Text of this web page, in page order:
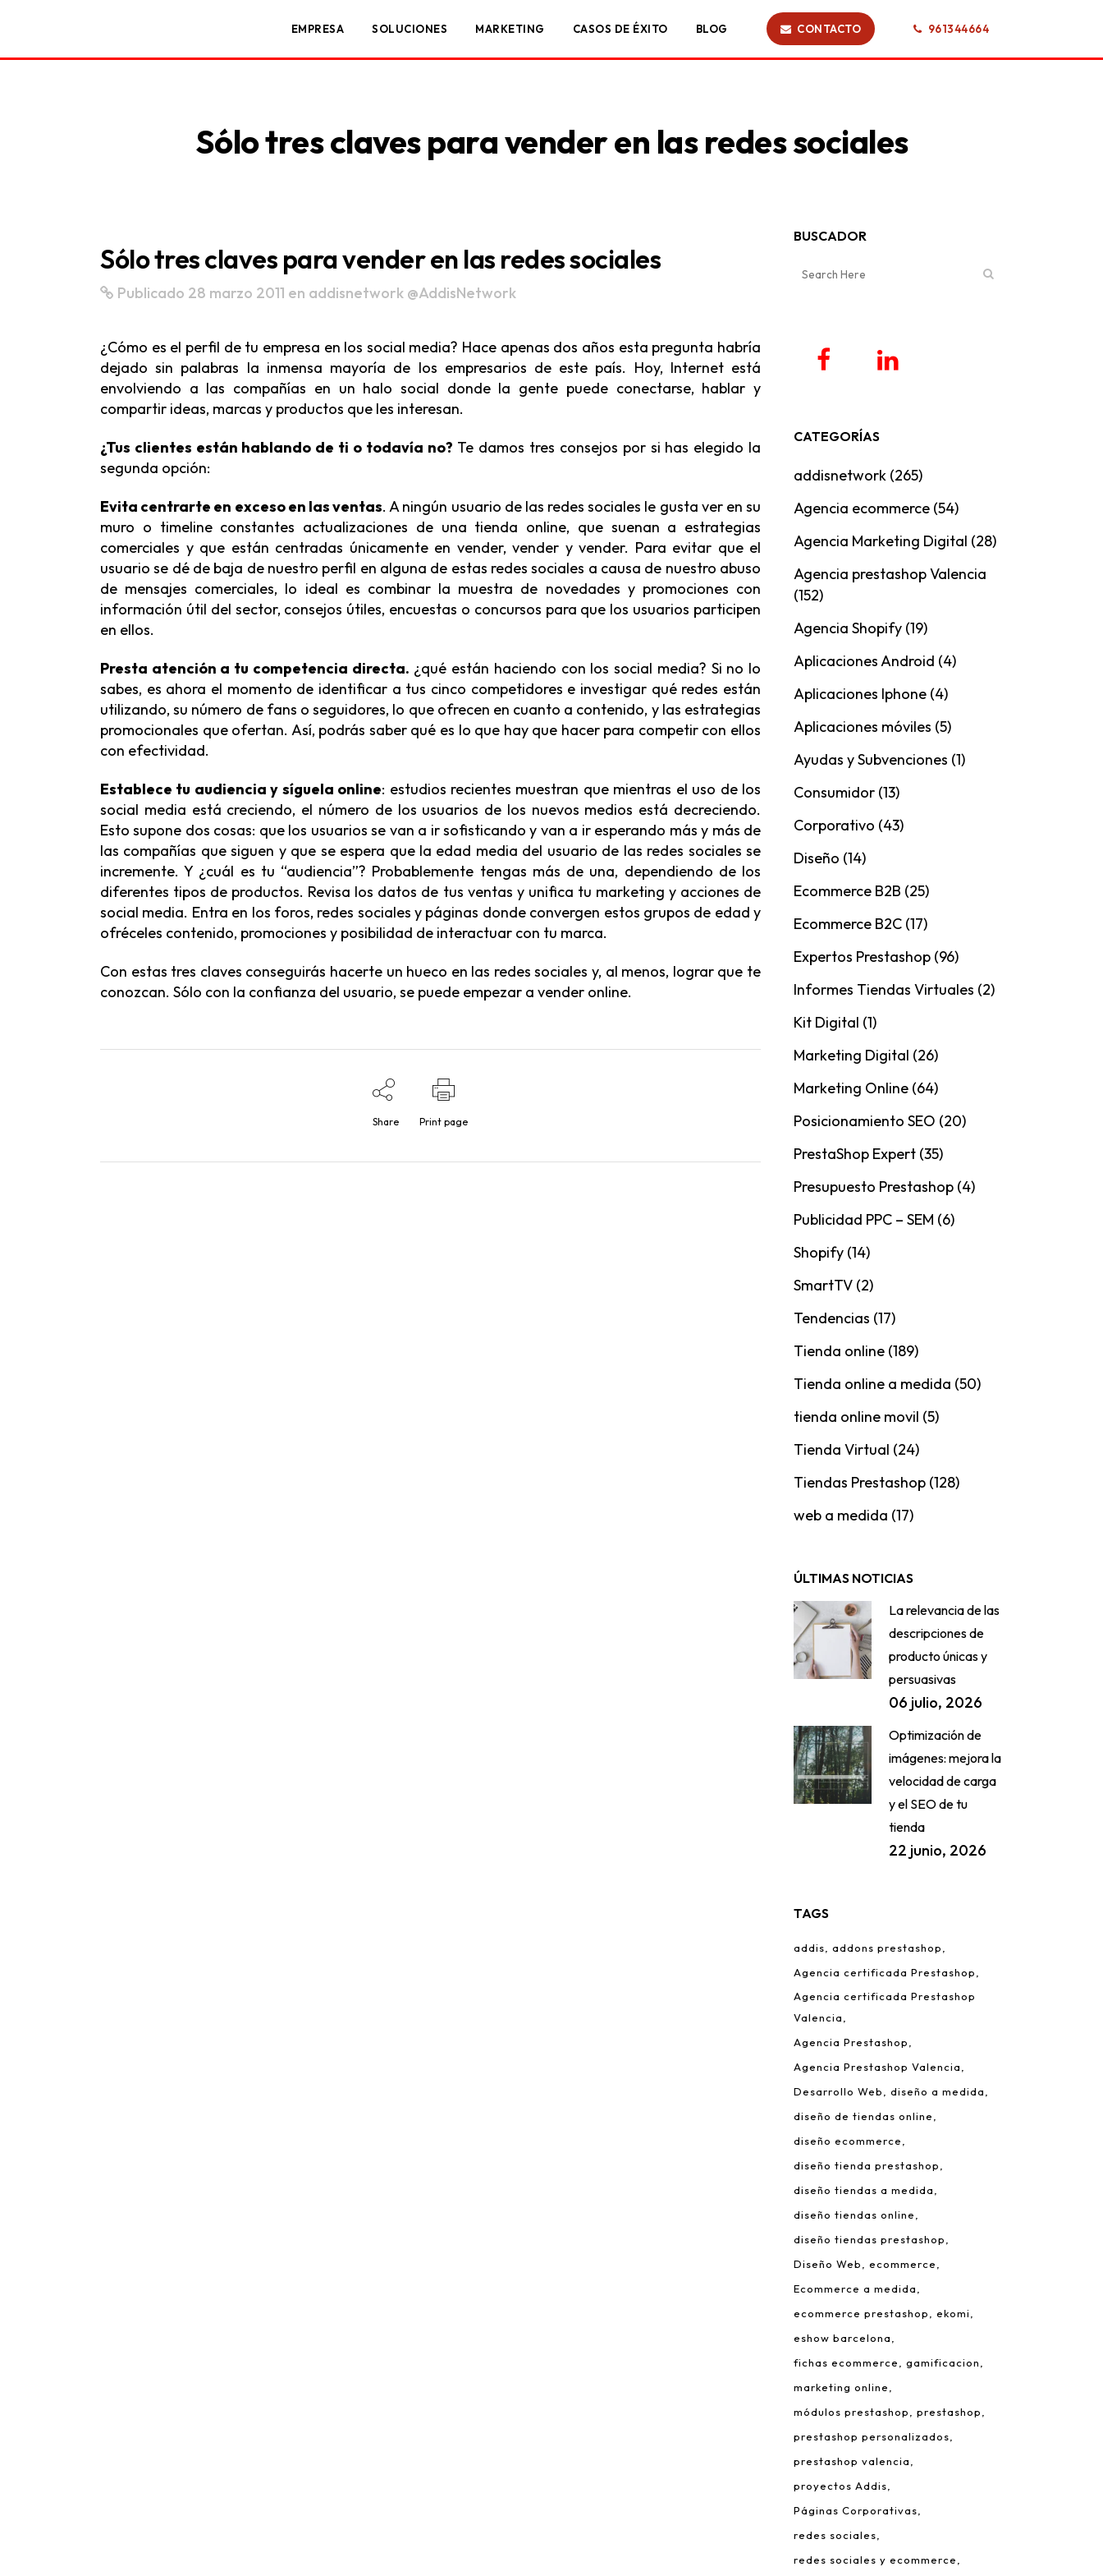
EMPRESA SOLUCIONES MARKETING CASOS DE ÉXITO BLOG CONTACTO 961344664
Sólo tres claves para vender en las redes sociales
Sólo tres claves para vender en las redes sociales
Publicado 28 marzo 2011 en addisnetwork @AddisNetwork
¿Cómo es el perfil de tu empresa en los social media? Hace apenas dos años esta pregunta habría
dejado sin palabras la inmensa mayoría de los empresarios de este país. Hoy, Internet está
envolviendo a las compañías en un halo social donde la gente puede conectarse, hablar y
compartir ideas, marcas y productos que les interesan.
¿Tus clientes están hablando de ti o todavía no? Te damos tres consejos por si has elegido la
segunda opción:
Evita centrarte en exceso en las ventas. A ningún usuario de las redes sociales le gusta ver en su
muro o timeline constantes actualizaciones de una tienda online, que suenan a estrategias
comerciales y que están centradas únicamente en vender, vender y vender. Para evitar que el
usuario se dé de baja de nuestro perfil en alguna de estas redes sociales a causa de nuestro abuso
de mensajes comerciales, lo ideal es combinar la muestra de novedades y promociones con
información útil del sector, consejos útiles, encuestas o concursos para que los usuarios participen
en ellos.
Presta atención a tu competencia directa. ¿qué están haciendo con los social media? Si no lo
sabes, es ahora el momento de identificar a tus cinco competidores e investigar qué redes están
utilizando, su número de fans o seguidores, lo que ofrecen en cuanto a contenido, y las estrategias
promocionales que ofertan. Así, podrás saber qué es lo que hay que hacer para competir con ellos
con efectividad.
Establece tu audiencia y síguela online: estudios recientes muestran que mientras el uso de los
social media está creciendo, el número de los usuarios de los nuevos medios está decreciendo.
Esto supone dos cosas: que los usuarios se van a ir sofisticando y van a ir esperando más y más de
las compañías que siguen y que se espera que la edad media del usuario de las redes sociales se
incremente. Y ¿cuál es tu “audiencia”? Probablemente tengas más de una, dependiendo de los
diferentes tipos de productos. Revisa los datos de tus ventas y unifica tu marketing y acciones de
social media. Entra en los foros, redes sociales y páginas donde convergen estos grupos de edad y
ofréceles contenido, promociones y posibilidad de interactuar con tu marca.
Con estas tres claves conseguirás hacerte un hueco en las redes sociales y, al menos, lograr que te
conozcan. Sólo con la confianza del usuario, se puede empezar a vender online.
Share Print page
BUSCADOR
CATEGORÍAS
addisnetwork (265)
Agencia ecommerce (54)
Agencia Marketing Digital (28)
Agencia prestashop Valencia
(152)
Agencia Shopify (19)
Aplicaciones Android (4)
Aplicaciones Iphone (4)
Aplicaciones móviles (5)
Ayudas y Subvenciones (1)
Consumidor (13)
Corporativo (43)
Diseño (14)
Ecommerce B2B (25)
Ecommerce B2C (17)
Expertos Prestashop (96)
Informes Tiendas Virtuales (2)
Kit Digital (1)
Marketing Digital (26)
Marketing Online (64)
Posicionamiento SEO (20)
PrestaShop Expert (35)
Presupuesto Prestashop (4)
Publicidad PPC – SEM (6)
Shopify (14)
SmartTV (2)
Tendencias (17)
Tienda online (189)
Tienda online a medida (50)
tienda online movil (5)
Tienda Virtual (24)
Tiendas Prestashop (128)
web a medida (17)
ÚLTIMAS NOTICIAS
La relevancia de las
descripciones de
producto únicas y
persuasivas
06 julio, 2026
Optimización de
imágenes: mejora la
velocidad de carga
y el SEO de tu
tienda
22 junio, 2026
TAGS
addis
addons prestashop
Agencia certificada Prestashop
Agencia certificada Prestashop
Valencia
Agencia Prestashop
Agencia Prestashop Valencia
Desarrollo Web
diseño a medida
diseño de tiendas online
diseño ecommerce
diseño tienda prestashop
diseño tiendas a medida
diseño tiendas online
diseño tiendas prestashop
Diseño Web
ecommerce
Ecommerce a medida
ecommerce prestashop
ekomi
eshow barcelona
fichas ecommerce
gamificacion
marketing online
módulos prestashop
prestashop
prestashop personalizados
prestashop valencia
proyectos Addis
Páginas Corporativas
redes sociales
redes sociales y ecommerce
C/ Leonardo da Vinci, 22.
Parque Tecnológico de Valencia.
46980 Paterna – Valencia
info@addis.es
(+34) 96 134 46 64